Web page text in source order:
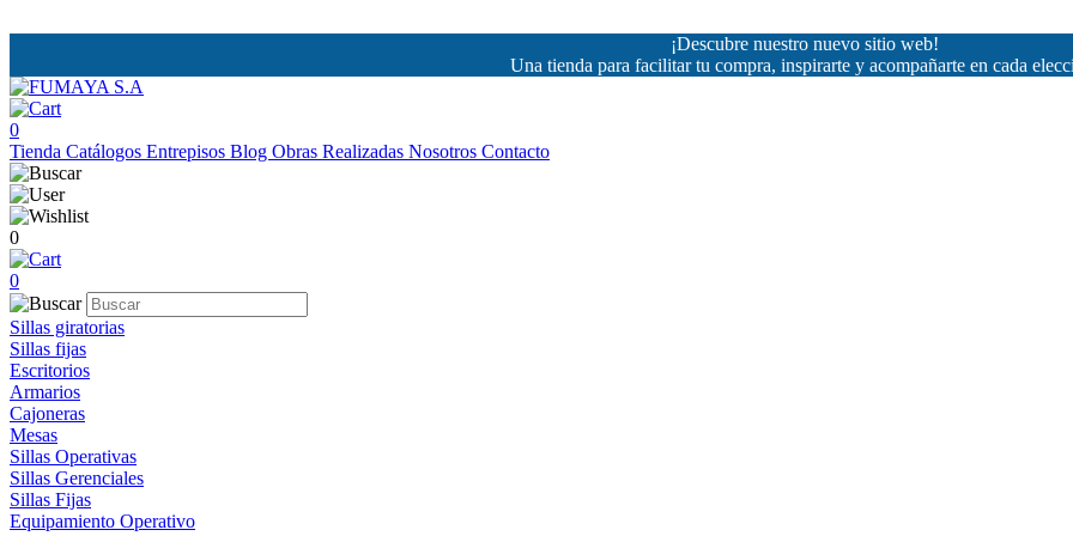
¡Descubre nuestro nuevo sitio web!
Una tienda para facilitar tu compra, inspirarte y acompañarte en cada
0
Tienda Catálogos Entrepisos Blog Obras Realizadas Nosotros Contacto
0
0
Sillas giratorias
Sillas fijas
Escritorios
Armarios
Cajoneras
Mesas
Sillas Operativas
Sillas Gerenciales
Sillas Fijas
Equipamiento Operativo